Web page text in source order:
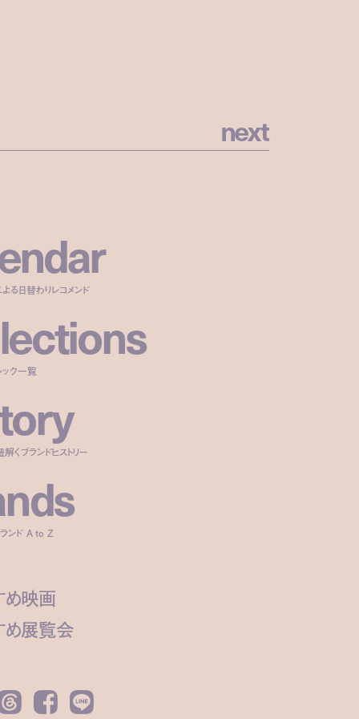
next
ndar
る日替わりレコメンド
ections
ック一覧
ory
くブランドヒストリー
nds
ランド A to Z
映画
展覧会
Facebook LINE